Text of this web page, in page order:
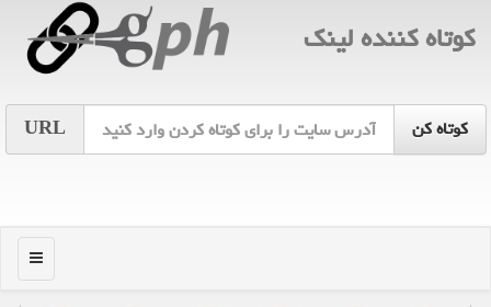
كوتاه كننده لینك
URL
منو